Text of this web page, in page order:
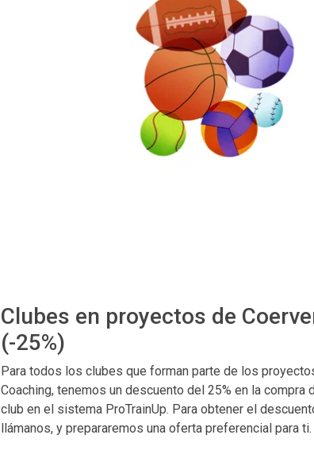
Clubes en proyectos de
(-25%)
Para todos los clubes que forman parte de los
Coaching, tenemos un descuento del 25% en la compra
club en el sistema ProTrainUp. Para obtener el
llámanos, y prepararemos una oferta preferencial para ti.